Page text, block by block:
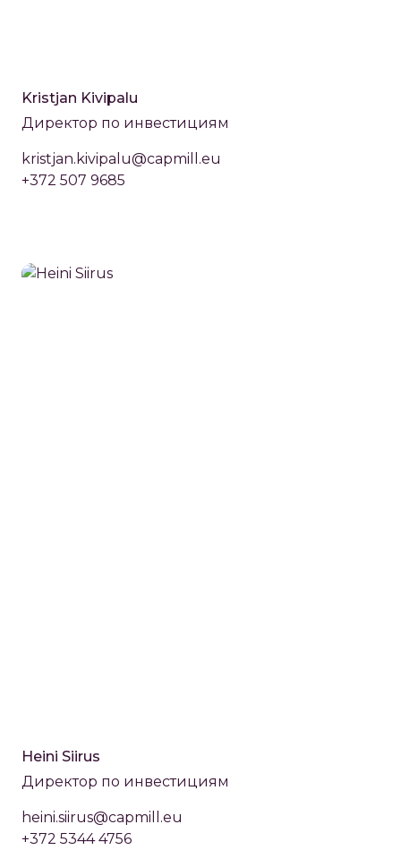
Kristjan Kivipalu
Директор по инвестициям
kristjan.kivipalu@capmill.eu
+372 507 9685
Heini Siirus
Директор по инвестициям
heini.siirus@capmill.eu
+372 5344 4756